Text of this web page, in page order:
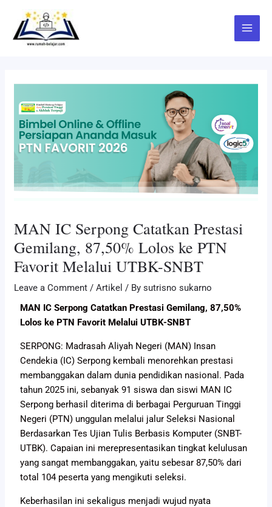
content
Main
Menu
MAN IC Serpong Catatkan Prestasi
Gemilang, 87,50% Lolos ke PTN
Favorit Melalui UTBK-SNBT
Leave a Comment /Artikel / Bysutrisno sukarno
MAN IC Serpong Catatkan Prestasi Gemilang, 87,50%
Lolos ke PTN Favorit Melalui UTBK-SNBT
SERPONG: Madrasah Aliyah Negeri (MAN) Insan
Cendekia (IC) Serpong kembali menorehkan prestasi
membanggakan dalam dunia pendidikan nasional. Pada
tahun 2025 ini, sebanyak 91 siswa dan siswi MAN IC
Serpong berhasil diterima di berbagai Perguruan Tinggi
Negeri (PTN) unggulan melalui jalur Seleksi Nasional
Berdasarkan Tes Ujian Tulis Berbasis Komputer (SNBT-
UTBK). Capaian ini merepresentasikan tingkat kelulusan
yang sangat membanggakan, yaitu sebesar 87,50% dari
total 104 peserta yang mengikuti seleksi.
Keberhasilan ini sekaligus menjadi wujud nyata
navigation